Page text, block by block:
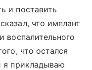
и поставить
что имплант
воспалительного
что остался
я прикладываю